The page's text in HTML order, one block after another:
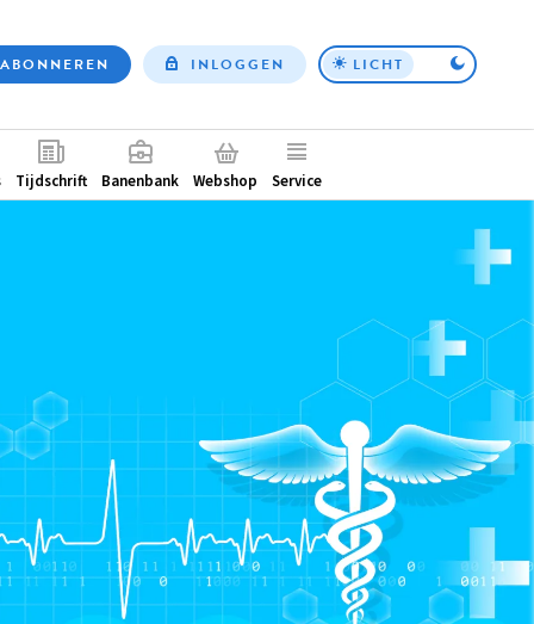
Top
ABONNEREN INLOGGEN LICHT
Tijdschrift Banenbank Webshop Service